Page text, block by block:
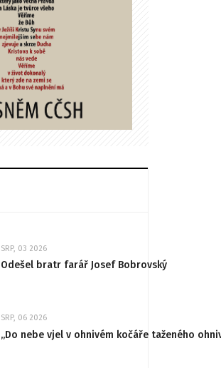
SRP, 03 2026
Odešel bratr farář Josef Bobrovský
SRP, 06 2026
„Do nebe vjel v ohnivém kočáře taženého